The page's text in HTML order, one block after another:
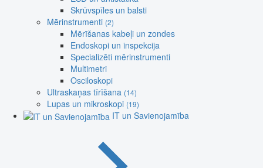
Skrūvspīles un balsti
Mērinstrumenti (2)
Mērīšanas kabeļi un zondes
Endoskopi un inspekcija
Specializēti mērinstrumenti
Multimetri
Osciloskopi
Ultraskaņas tīrīšana (14)
Lupas un mikroskopi (19)
IT un Savienojamība